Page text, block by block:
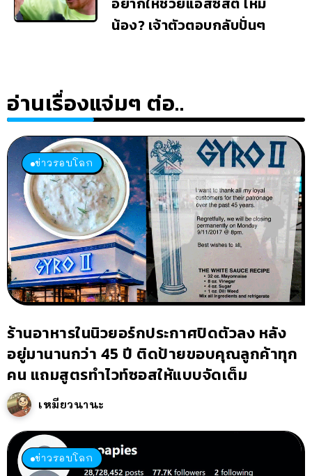
น้อง? เจ้าตัวตอบกลับปั่นๆ
อ่านเรื่องแจ่มๆ ต่อ..
ข่าวรอบโลก
ร้านอาหารในนิวยอร์กประกาศปิดตัวลง หลัง
อยู่มานานกว่า 45 ปี ติดป้ายขอบคุณลูกค้าทุก
คน แถมสูตรทำไวท์ซอสให้แบบจัดเต็ม
เหมียวนานะ
ข่าวรอบโลก